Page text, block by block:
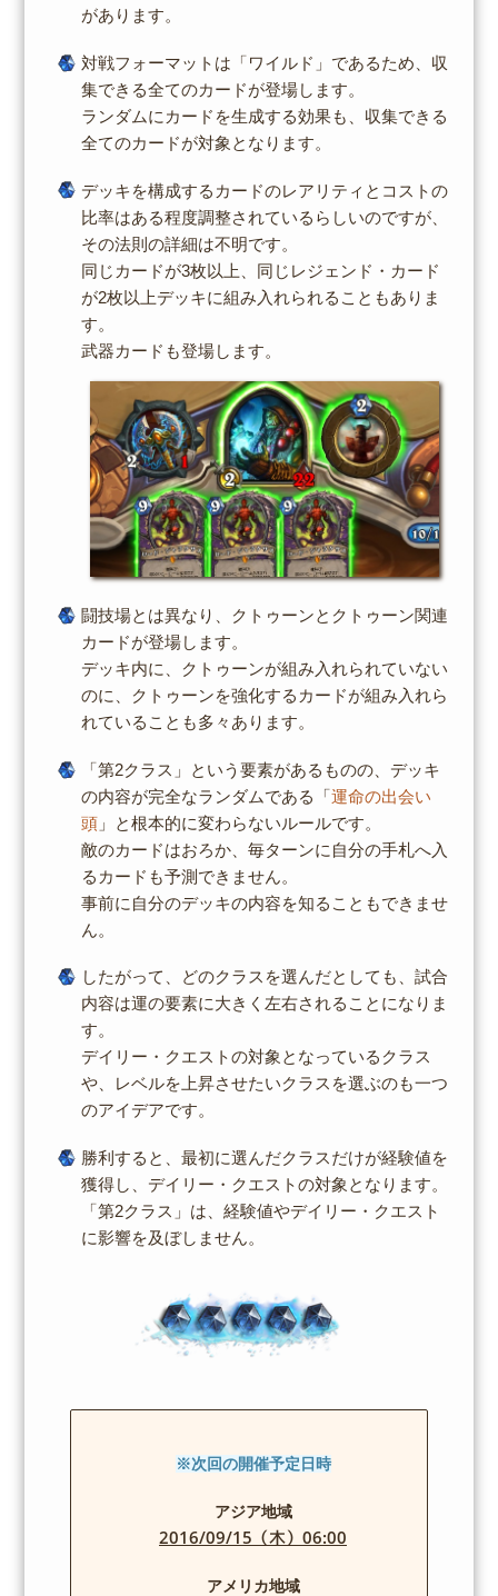
があります。
対戦フォーマットは「ワイルド」であるため、収
集できる全てのカードが登場します。
ランダムにカードを生成する効果も、収集できる
全てのカードが対象となります。
デッキを構成するカードのレアリティとコストの
比率はある程度調整されているらしいのですが、
その法則の詳細は不明です。
同じカードが3枚以上、同じレジェンド・カード
が2枚以上デッキに組み入れられることもありま
す。
武器カードも登場します。
闘技場とは異なり、クトゥーンとクトゥーン関連
カードが登場します。
デッキ内に、クトゥーンが組み入れられていない
のに、クトゥーンを強化するカードが組み入れら
れていることも多々あります。
「第2クラス」という要素があるものの、デッキ
の内容が完全なランダムである「運命の出会い
頭」と根本的に変わらないルールです。
敵のカードはおろか、毎ターンに自分の手札へ入
るカードも予測できません。
事前に自分のデッキの内容を知ることもできませ
ん。
したがって、どのクラスを選んだとしても、試合
内容は運の要素に大きく左右されることになりま
す。
デイリー・クエストの対象となっているクラス
や、レベルを上昇させたいクラスを選ぶのも一つ
のアイデアです。
勝利すると、最初に選んだクラスだけが経験値を
獲得し、デイリー・クエストの対象となります。
「第2クラス」は、経験値やデイリー・クエスト
に影響を及ぼしません。
※次回の開催予定日時
アジア地域
2016/09/15（木）06:00
アメリカ地域